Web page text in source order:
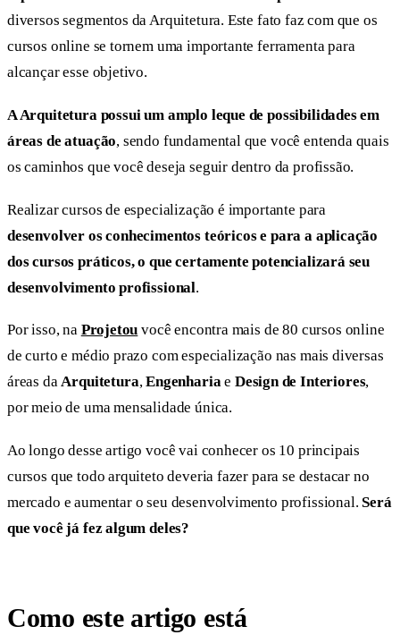
diversos segmentos da Arquitetura. Este fato faz com que os
cursos online se tornem uma importante ferramenta para
alcançar esse objetivo.
A Arquitetura possui um amplo leque de possibilidades em
áreas de atuação, sendo fundamental que você entenda quais
os caminhos que você deseja seguir dentro da profissão.
Realizar cursos de especialização é importante para
desenvolver os conhecimentos teóricos e para a aplicação
dos cursos práticos, o que certamente potencializará seu
desenvolvimento profissional.
Por isso, na Projetou você encontra mais de 80 cursos online
de curto e médio prazo com especialização nas mais diversas
áreas daArquitetura,Engenhariae Design de Interiores,
por meio de uma mensalidade única.
Ao longo desse artigo você vai conhecer os 10 principais
cursos que todo arquiteto deveria fazer para se destacar no
mercado e aumentar o seu desenvolvimento profissional.Será
que você já fez algum deles?
Como este artigo está